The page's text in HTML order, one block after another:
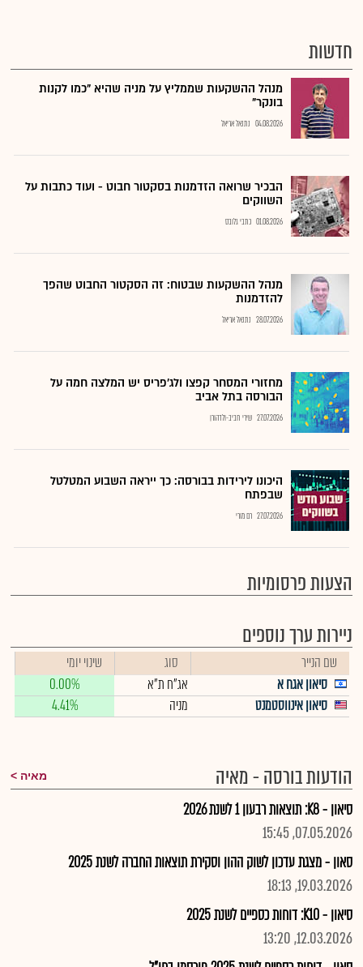
חדשות
מנהל ההשקעות שממליץ על מניה שהיא "כמו לקנות
בונקר"
04.08.2026 נתנאל אריאל
הבכיר שרואה הזדמנות בסקטור חבוט - ועוד כתבות על
השווקים
01.08.2026 כתבי גלובס
מנהל ההשקעות שבטוח: זה הסקטור החבוט שהפך
להזדמנות
28.07.2026 נתנאל אריאל
מחזורי המסחר קפצו ולג'פריס יש המלצה חמה על
הבורסה בתל אביב
27.07.2026 שירי חביב-ולדהורן
היכונו לירידות בבורסה: כך ייראה השבוע המטלטל
שבפתח
27.07.2026 רם מורי
הצעות פרסומיות
ניירות ערך נוספים
שם הנייר סוג
שינוי יומי
סיאון אגח א
אג"ח ת"א
0.00%
סיאון אינווסטמנט
מניה 4.41%
הודעות בורסה - מאיה מאיה
סיאון - K8: תוצאות רבעון 1 לשנת 2026
07.05.2026, 15:45
סאון - מצגת עדכון לשוק ההון וסקירת תוצאות החברה לשנת 2025
19.03.2026, 18:13
סיאון - K10: דוחות כספיים לשנת 2025
12.03.2026, 13:20